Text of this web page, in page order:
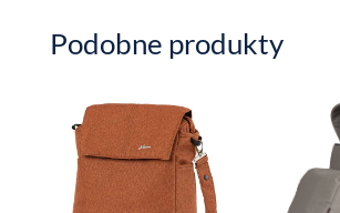
Podobne produkty